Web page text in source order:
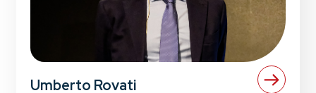
Umberto Rovati